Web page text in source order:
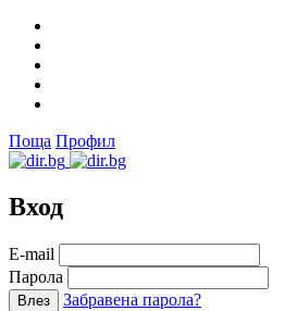
Поща Профил
Вход
Е-mail
Парола
Забравена парола?